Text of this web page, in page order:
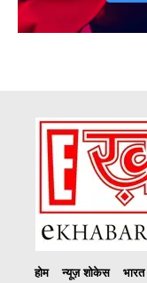
होम न्यूज़ शोकेस भारत